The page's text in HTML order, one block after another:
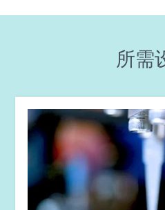
指南：点胶设备（EN）
指南：电子组装（欧洲|EN）
指南：智能互联设备（欧洲|法
Guide: Electronics Assembly
Guide: Electronics Assembly
所需